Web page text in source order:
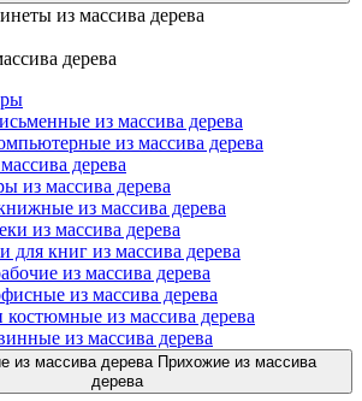
дерева
из массива дерева
из массива дерева
дерева
из массива дерева
из массива дерева
из массива дерева
для книг из массива дерева
из массива дерева
из массива дерева
из массива дерева
из массива дерева
Прихожие из массива
дерева